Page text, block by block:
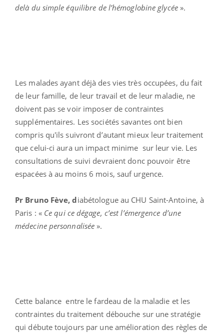
delà du simple équilibre de l’hémoglobine glycée ».
Les malades ayant déjà des vies très occupées, du fait
de leur famille, de leur travail et de leur maladie, ne
doivent pas se voir imposer de contraintes
supplémentaires. Les sociétés savantes ont bien
compris qu'ils suivront d’autant mieux leur traitement
que celui-ci aura un impact minime sur leur vie. Les
consultations de suivi devraient donc pouvoir être
espacées à au moins 6 mois, sauf urgence.
Pr Bruno Fève, diabétologue au CHU Saint-Antoine, à
Paris : « Ce qui ce dégage, c’est l’émergence d’une
médecine personnalisée ».
Cette balance entre le fardeau de la maladie et les
contraintes du traitement débouche sur une stratégie
qui débute toujours par une amélioration des règles de